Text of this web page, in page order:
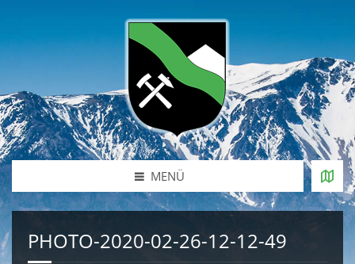
MENÜ
PHOTO-2020-02-26-12-12-49